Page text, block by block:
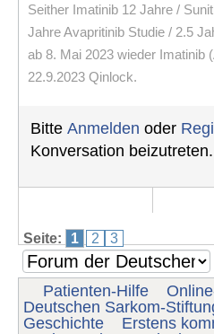
Seither Imatinib 12 Jahre /
Jahre Avapritinib Studie / 2.5
ab 8. Mai 2023 wieder Imatinib
22.9.2023 Qinlock.
Bitte Anmelden oder
Konversation beizutreten.
Seite: 1 2 3
Patienten-Hilfe
Deutschen Sarkom-
Geschichte
Erstens